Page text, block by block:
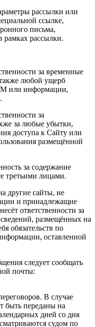
рассылки или
ссылке,
письма,
рамках рассылки.
за временные
любой ущерб
или информации,
за
за любые убытки,
доступа к Сайту или
размещённой
за содержание
третьими лицами.
другие сайты, не
и принадлежащие
ответственности за
размещённых на
обязательств по
оставленной
следует сообщать
почты:
В случае
быть переданы на
дней со дня
судом по